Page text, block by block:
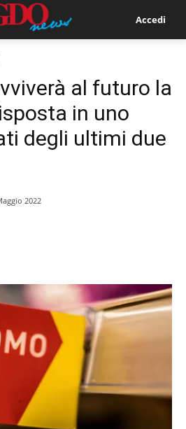
Accedi
al futuro la
in uno
degli ultimi due
2022